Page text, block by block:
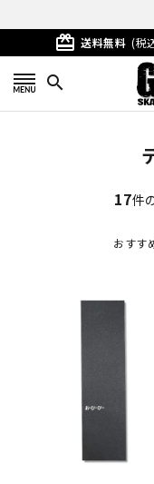
card_giftcard 送料無料 (税
search
17件
おすす